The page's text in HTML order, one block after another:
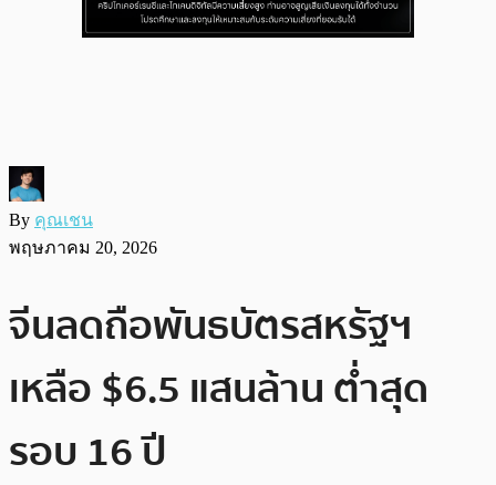
By คุณเชน
พฤษภาคม 20, 2026
จีนลดถือพันธบัตรสหรัฐฯ
เหลือ $6.5 แสนล้าน ต่ำสุด
รอบ 16 ปี